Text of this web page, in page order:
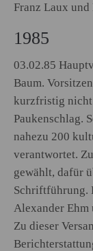
Franz Laux
1985
03.02.85
Baum.
kurzfristig nicht
Paukenschlag.
nahezu 200
verantwortet.
gewählt, dafür
Schriftführung.
Alexander Ehm
Zu dieser